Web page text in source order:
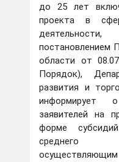
до 25 лет
проекта в
постановлением
области от
Порядок),
развития и
информирует
заявителей на
форме
среднего